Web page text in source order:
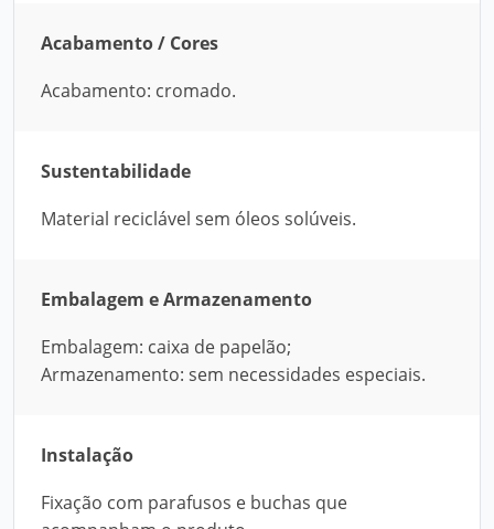
Acabamento / Cores
Acabamento: cromado.
Sustentabilidade
Material reciclável sem óleos solúveis.
Embalagem e Armazenamento
Embalagem: caixa de papelão;
Armazenamento: sem necessidades especiais.
Instalação
Fixação com parafusos e buchas que